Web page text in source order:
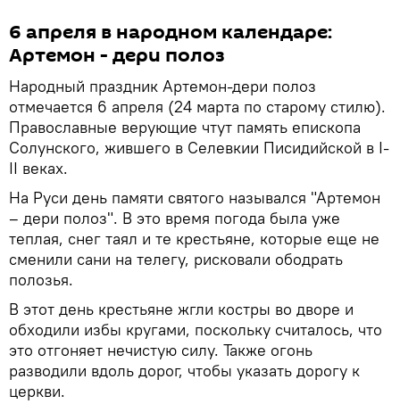
6 апреля в народном календаре:
Артемон - дери полоз
Народный праздник Артемон-дери полоз
отмечается 6 апреля (24 марта по старому стилю).
Православные верующие чтут память епископа
Солунского, жившего в Селевкии Писидийской в I-
II веках.
На Руси день памяти святого назывался "Артемон
– дери полоз". В это время погода была уже
теплая, снег таял и те крестьяне, которые еще не
сменили сани на телегу, рисковали ободрать
полозья.
В этот день крестьяне жгли костры во дворе и
обходили избы кругами, поскольку считалось, что
это отгоняет нечистую силу. Также огонь
разводили вдоль дорог, чтобы указать дорогу к
церкви.